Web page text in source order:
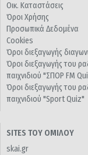
Οικ. Καταστάσεις
Όροι Χρήσης
Προσωπικά Δεδομένα
Cookies
Όροι διεξαγωγής
Όροι διεξαγωγής του
παιχνιδιού "ΣΠΟΡ FM
Όροι διεξαγωγής του
παιχνιδιού "Sport Quiz"
SITES ΤΟΥ ΟΜΙΛΟΥ
skai.gr